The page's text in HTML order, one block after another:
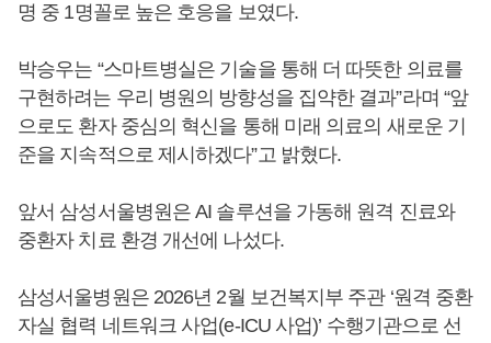
명 중 1명꼴로 높은 호응을 보였다.
박승우는 “스마트병실은 기술을 통해 더 따뜻한 의료를
구현하려는 우리 병원의 방향성을 집약한 결과”라며 “앞
으로도 환자 중심의 혁신을 통해 미래 의료의 새로운 기
준을 지속적으로 제시하겠다”고 밝혔다.
앞서 삼성서울병원은 AI 솔루션을 가동해 원격 진료와
중환자 치료 환경 개선에 나섰다.
삼성서울병원은 2026년 2월 보건복지부 주관 ‘원격 중환
자실 협력 네트워크 사업(e-ICU 사업)’ 수행기관으로 선